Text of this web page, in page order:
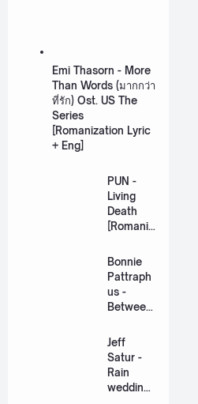
Emi Thasorn - More
Than Words (มากกว่า
ที่รัก) Ost. US The
Series
[Romanization Lyric
+ Eng]
PUN -
Living
Death
[Romaniz
Lyric +
Eng]
Bonnie
Pattraph
us -
Between
US The
Series
[Romaniz
ation
Jeff
Satur -
Rain
wedding